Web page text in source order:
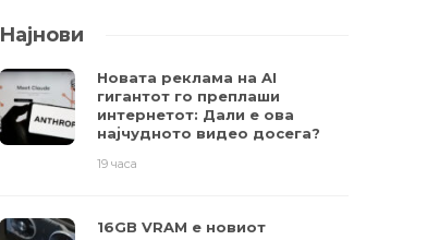
Најнови
Новата реклама на AI
гигантот го преплаши
интернетот: Дали е ова
најчудното видео досега?
19 часа
16GB VRAM е новиот